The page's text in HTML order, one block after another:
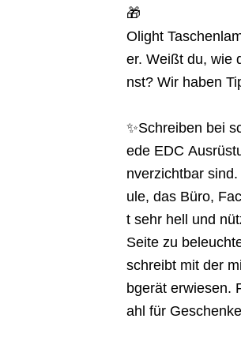
🎁
Olight
er. Weißt du, wie
nst? Wir haben
✨Schreiben bei
ede EDC
nverzichtbar
ule, das Büro,
t sehr hell und
Seite zu
schreibt mit der
bgerät erwiesen.
ahl für